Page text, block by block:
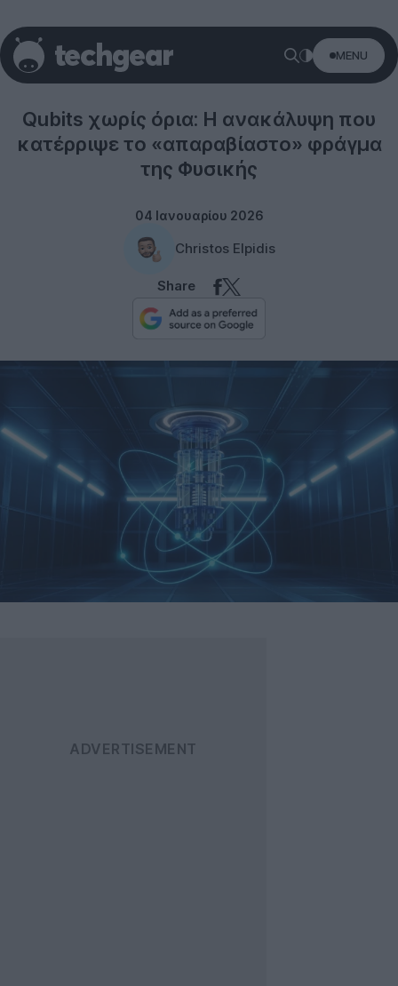
MENU
Qubits χωρίς όρια: Η ανακάλυψη που
κατέρριψε το «απαραβίαστο» φράγμα
της Φυσικής
04 Ιανουαρίου 2026
Christos Elpidis
Share